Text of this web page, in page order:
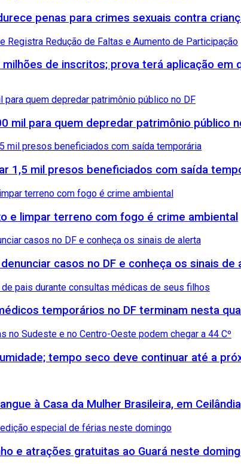
penas para crimes sexuais contra
de inscritos; prova terá aplicação em
mil para quem depredar patrimônio público
1,5 mil presos beneficiados com saída
e limpar terreno com fogo é crime ambiental
casos no DF e conheça os sinais de
temporários no DF terminam nesta
tempo seco deve continuar até a
à Casa da Mulher Brasileira, em
e atrações gratuitas ao Guará neste